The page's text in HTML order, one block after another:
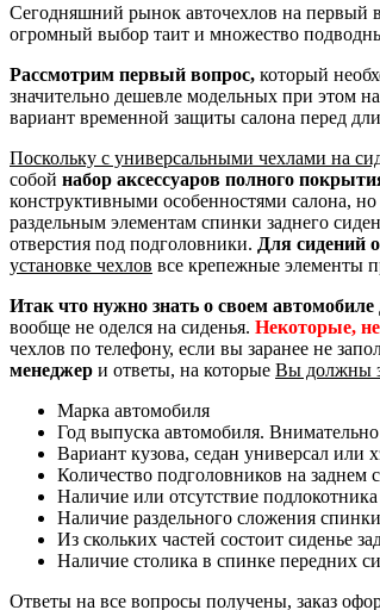
Сегодняшний рынок авточехлов на первый
огромный выбор таит и множество
Рассмотрим первый вопрос, который
значительно дешевле модельных при этом
вариант временной защиты салона перед
Поскольку с универсальными чехлами на
собой набор аксессуаров полного
конструктивными особенностями салона,
раздельным элементам спинки заднего
отверстия под подголовники. Для сидений
установке чехлов все крепежные элементы
Итак что нужно знать о своем автомобиле
вообще не оделся на сиденья. Некоторые,
чехлов по телефону, если вы заранее не
менеджер и ответы, на которые Вы должны
Марка автомобиля
Год выпуска автомобиля.
Вариант кузова, седан универсал или
Количество подголовников на
Наличие или отсутствие
Наличие раздельного сложения
Из скольких частей состоит сиденье
Наличие столика в спинке передних
Ответы на все вопросы получены, заказ